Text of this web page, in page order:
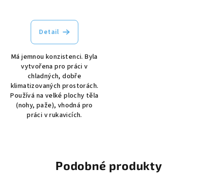
Detail
Má jemnou konzistenci. Byla
vytvořena pro práci v
chladných, dobře
klimatizovaných prostorách.
Používá na velké plochy těla
(nohy, paže), vhodná pro
práci v rukavicích.
Podobné produkty